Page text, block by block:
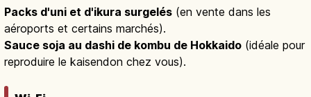
Packs d'uni et d'ikura surgelés (en vente dans les
aéroports et certains marchés).
Sauce soja au dashi de kombu de Hokkaido (idéale pour
reproduire le kaisendon chez vous).